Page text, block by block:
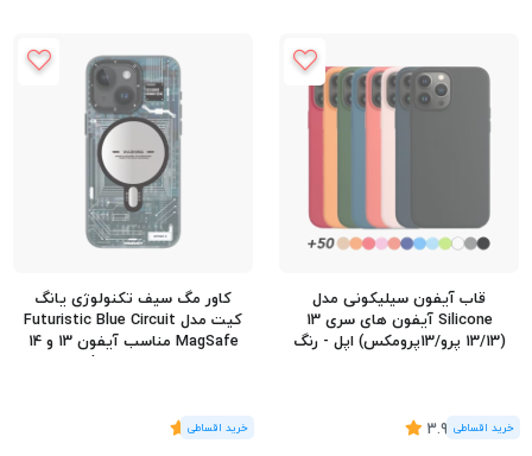
قاب آیفون سیلیکونی مدل
Silicone آیفون های سری 13
(13/13 پرو/13پرومکس) اپل - رنگ
(25 رای)
3.96
کاور مگ سیف تکنولوژی یانگ
کیت مدل Futuristic Blue Circuit
MagSafe مناسب آیفون 13 و 14
(1رای)
5